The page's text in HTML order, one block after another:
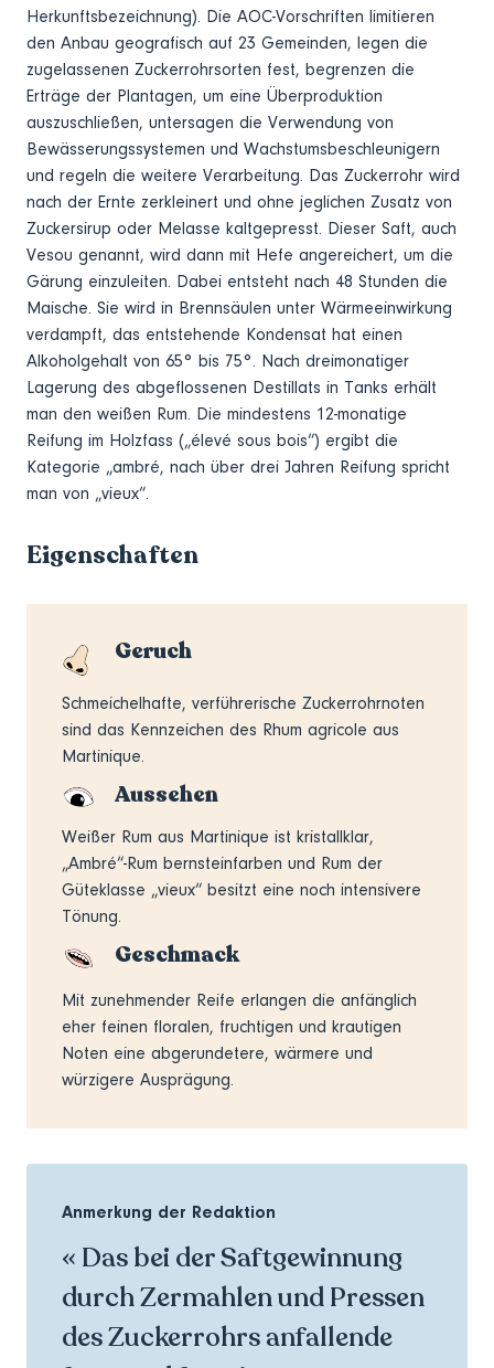
Herkunftsbezeichnung). Die AOC-Vorschriften limitieren
den Anbau geografisch auf 23 Gemeinden, legen die
zugelassenen Zuckerrohrsorten fest, begrenzen die
Erträge der Plantagen, um eine Überproduktion
auszuschließen, untersagen die Verwendung von
Bewässerungssystemen und Wachstumsbeschleunigern
und regeln die weitere Verarbeitung. Das Zuckerrohr wird
nach der Ernte zerkleinert und ohne jeglichen Zusatz von
Zuckersirup oder Melasse kaltgepresst. Dieser Saft, auch
Vesou genannt, wird dann mit Hefe angereichert, um die
Gärung einzuleiten. Dabei entsteht nach 48 Stunden die
Maische. Sie wird in Brennsäulen unter Wärmeeinwirkung
verdampft, das entstehende Kondensat hat einen
Alkoholgehalt von 65° bis 75°. Nach dreimonatiger
Lagerung des abgeflossenen Destillats in Tanks erhält
man den weißen Rum. Die mindestens 12-monatige
Reifung im Holzfass („élevé sous bois“) ergibt die
Kategorie „ambré, nach über drei Jahren Reifung spricht
man von „vieux“.
Eigenschaften
Geruch
Schmeichelhafte, verführerische Zuckerrohrnoten
sind das Kennzeichen des Rhum agricole aus
Martinique.
Aussehen
Weißer Rum aus Martinique ist kristallklar,
„Ambré“-Rum bernsteinfarben und Rum der
Güteklasse „vieux“ besitzt eine noch intensivere
Tönung.
Geschmack
Mit zunehmender Reife erlangen die anfänglich
eher feinen floralen, fruchtigen und krautigen
Noten eine abgerundetere, wärmere und
würzigere Ausprägung.
Anmerkung der Redaktion
« Das bei der Saftgewinnung
durch Zermahlen und Pressen
des Zuckerrohrs anfallende